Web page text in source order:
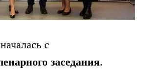
с
заседания.